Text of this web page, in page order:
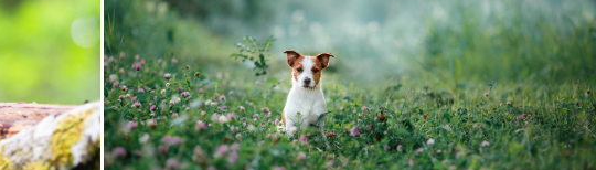
København, Danmark
4Benede Venner
Amagerbrogade 13, 2300
København S, Danmark
Miljøfoder A/S
Rømersvej 3, 7430 Ikast,
Danmark